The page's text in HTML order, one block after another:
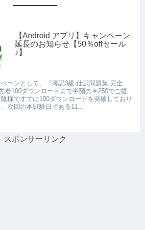
【Android アプリ】キャンペーン
延長のお知らせ【50％offセール
♪】
ーンとして、『簿記3級 仕訳問題集 完全
着100ダウンロードまで半額の￥250でご提
様ですでに100ダウンロードを突破しており
次回の本試験日である11...
スポンサーリンク